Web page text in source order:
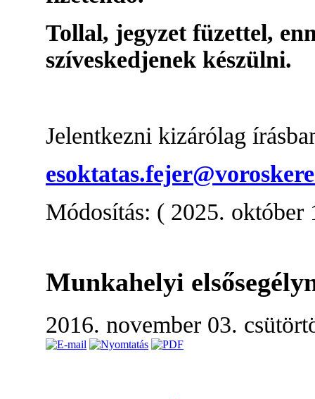
Tollal, jegyzet füzettel,
szíveskedjenek készülni.
Jelentkezni kizárólag
Módosítás: ( 2025. október
Munkahelyi
2016. november 03.